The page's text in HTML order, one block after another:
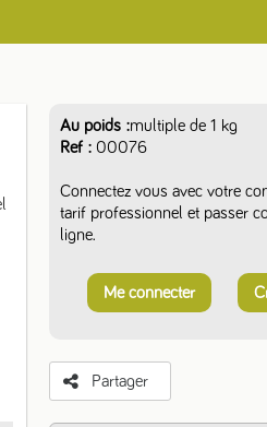
Au poids multiple de 1 kg
Ref
00076
Connectez vous avec votre
tarif professionnel et passer
ligne.
Me connecter
Partager